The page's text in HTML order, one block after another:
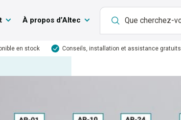
À propos d’Altec
en stock Conseils, installation et assistance gratuits